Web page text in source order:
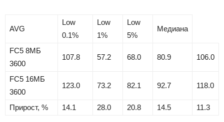
AVG
Low
0.1%
Low
1%
Low
5%
Медиана
FC5 8МБ
3600
107.8 57.2 68.0 80.9 106.0
FC5 16МБ
3600
123.0 73.2 82.1 92.7 118.0
Прирост, % 14.1 28.0 20.8 14.5 11.3